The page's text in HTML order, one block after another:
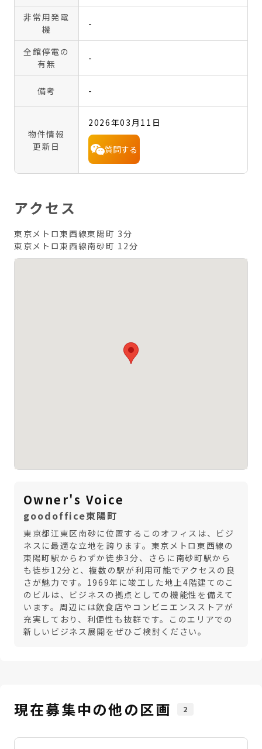
非常用発電
機
-
全館停電の
有無
-
備考 -
物件情報
更新日
2026年03月11日
質問する
アクセス
東京メトロ東西線東陽町 3分
東京メトロ東西線南砂町 12分
Owner's Voice
goodoffice東陽町
東京都江東区南砂に位置するこのオフィスは、ビジ
ネスに最適な立地を誇ります。東京メトロ東西線の
東陽町駅からわずか徒歩3分、さらに南砂町駅から
も徒歩12分と、複数の駅が利用可能でアクセスの良
さが魅力です。1969年に竣工した地上4階建てのこ
のビルは、ビジネスの拠点としての機能性を備えて
います。周辺には飲食店やコンビニエンスストアが
充実しており、利便性も抜群です。このエリアでの
新しいビジネス展開をぜひご検討ください。
現在募集中の他の区画 2